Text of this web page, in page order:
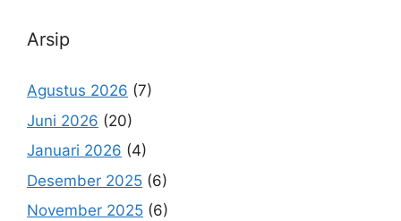
Arsip
Agustus 2026 (7)
Juni 2026 (20)
Januari 2026 (4)
Desember 2025 (6)
November 2025 (6)